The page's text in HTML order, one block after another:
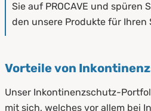
Sie auf PROCAVE und spüren
den unsere Produkte für Ihren
Vorteile von
Unser Inkontinenzschutz-
mit sich, welches vor allem bei